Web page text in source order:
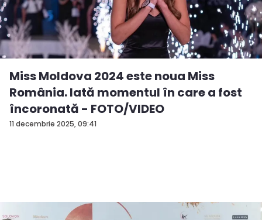
11 decembrie 2025, 09:41
Miss Moldova 2024 este noua Miss
România. Iată momentul în care a fost
încoronată - FOTO/VIDEO